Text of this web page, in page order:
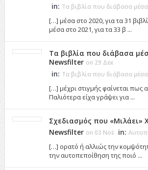
in: Τα βιβλία που διάβασα
[…] μέσα στο 2020, για τα 31
μέσα στο 2021, για τα 33 β ...
Τα βιβλία που διάβασα
Newsfilter on 29 Δεκ
in: Τα βιβλία που διάβασα
[…] μέχρι στιγμής φαίνεται πως
Παλιότερα είχα γράψει για ...
Σχεδιασμός που «Μιλάει»
Newsfilter on 03 Νοέ in:
[…] ορατό ή αλλιώς την
την αυτοπεποίθηση της ποιό ...